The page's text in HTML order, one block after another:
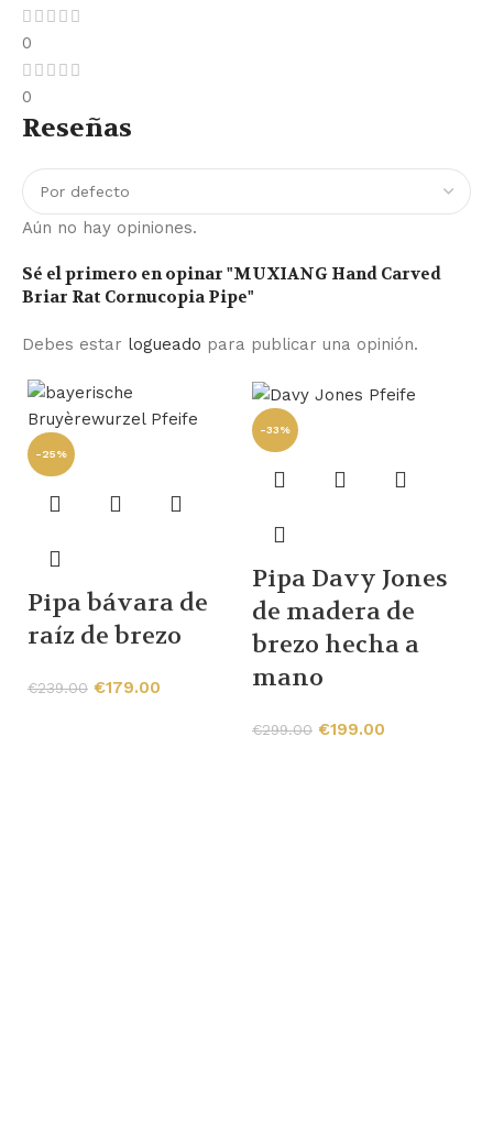
0
0
Reseñas
Aún no hay opiniones.
Sé el primero en opinar "MUXIANG Hand Carved
Briar Rat Cornucopia Pipe"
Debes estar logueado para publicar una opinión.
-25%
Pipa bávara de
raíz de brezo
€239.00 €179.00
-33%
Pipa Davy Jones
de madera de
brezo hecha a
mano
€299.00 €199.00